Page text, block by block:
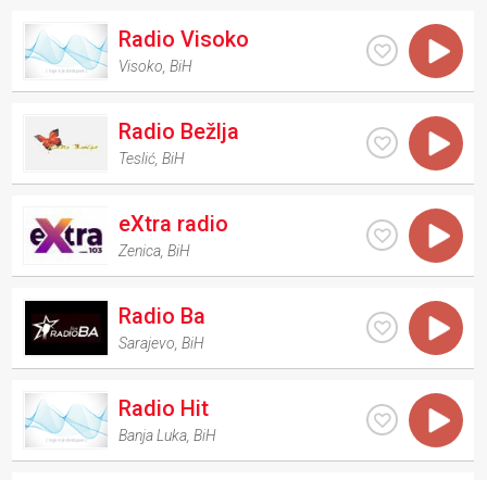
Radio Visoko
Visoko ,BiH
Radio Bežlja
Teslić ,BiH
eXtra radio
Zenica ,BiH
Radio Ba
Sarajevo ,BiH
Radio Hit
Banja Luka ,BiH